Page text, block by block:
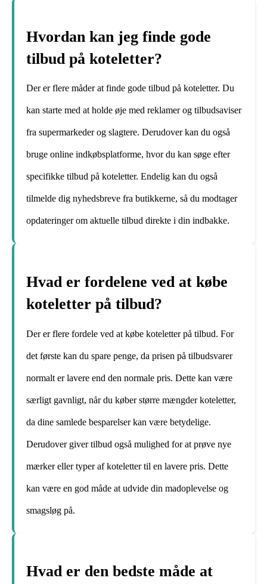
Hvordan kan jeg finde gode
tilbud på koteletter?
Der er flere måder at finde gode tilbud på koteletter. Du
kan starte med at holde øje med reklamer og tilbudsaviser
fra supermarkeder og slagtere. Derudover kan du også
bruge online indkøbsplatforme, hvor du kan søge efter
specifikke tilbud på koteletter. Endelig kan du også
tilmelde dig nyhedsbreve fra butikkerne, så du modtager
opdateringer om aktuelle tilbud direkte i din indbakke.
Hvad er fordelene ved at købe
koteletter på tilbud?
Der er flere fordele ved at købe koteletter på tilbud. For
det første kan du spare penge, da prisen på tilbudsvarer
normalt er lavere end den normale pris. Dette kan være
særligt gavnligt, når du køber større mængder koteletter,
da dine samlede besparelser kan være betydelige.
Derudover giver tilbud også mulighed for at prøve nye
mærker eller typer af koteletter til en lavere pris. Dette
kan være en god måde at udvide din madoplevelse og
smagsløg på.
Hvad er den bedste måde at